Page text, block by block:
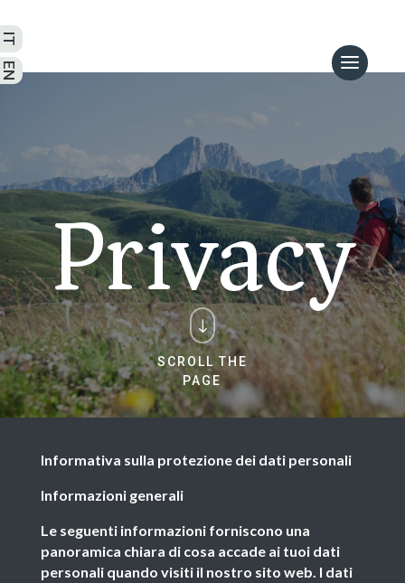
"
SCROLL THE
PAGE
Privacy
Informativa sulla protezione dei dati personali
Informazioni generali
Le seguenti informazioni forniscono una
panoramica chiara di cosa accade ai tuoi dati
personali quando visiti il nostro sito web. I dati